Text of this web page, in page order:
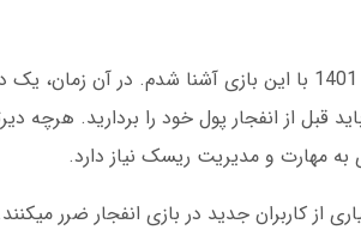
من شخصا اولین بار در سال 1401 با این بازی
قبل از انفجار پول خود را بردارید. هرچه
مهارت و مدیریت ریسک نیاز دارد.
از کاربران جدید در بازی انفجار ضرر